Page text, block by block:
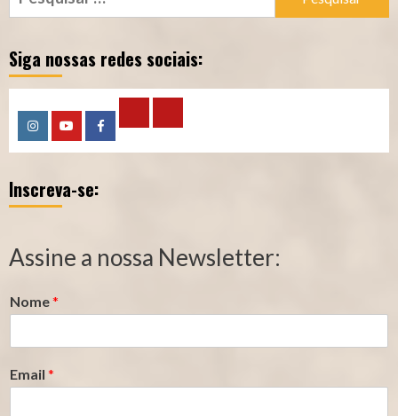
por:
Siga nossas redes sociais:
InstagramYouTubeFacebook
Calculadora
–
Segurado
Calculadora
–
Contribuição
Inscreva-se:
Assine a nossa Newsletter:
Nome*
Email *